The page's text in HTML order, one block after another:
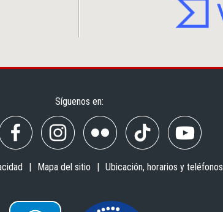
Síguenos en:
Mapa del sitio Ubicación, horarios y teléfonos